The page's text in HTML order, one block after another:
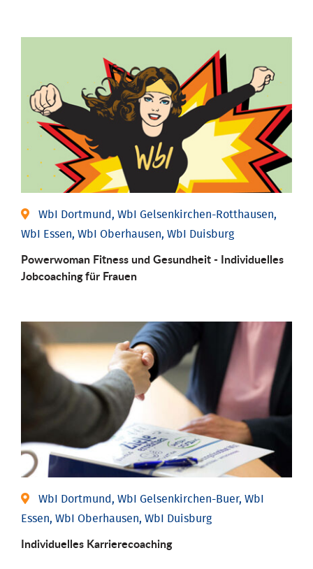
WbI Dortmund, WbI Gelsenkirchen-Rotthausen,
WbI Essen, WbI Oberhausen, WbI Duisburg
Powerwoman Fitness und Gesund­heit - Individu­elles
Job­coaching für Frauen
WbI Dortmund, WbI Gelsenkirchen-Buer, WbI
Essen, WbI Oberhausen, WbI Duisburg
Individu­elles Karrierecoaching